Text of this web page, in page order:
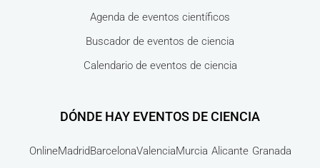
Agenda de eventos científicos
Buscador de eventos de ciencia
Calendario de eventos de ciencia
DÓNDE HAY EVENTOS DE CIENCIA
OnlineMadridBarcelonaValenciaMurcia Alicante Granada